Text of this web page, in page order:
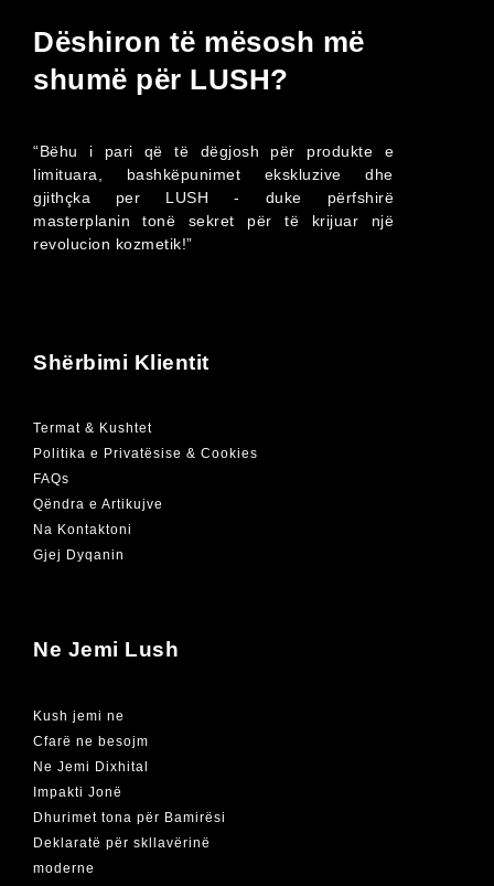
Dëshiron të mësosh më
shumë për LUSH?
“Bëhu i pari që të dëgjosh për produkte e
limituara, bashkëpunimet ekskluzive dhe
gjithçka per LUSH - duke përfshirë
masterplanin tonë sekret për të krijuar një
revolucion kozmetik!”
Shërbimi Klientit
Termat & Kushtet
Politika e Privatësise & Cookies
FAQs
Qëndra e Artikujve
Na Kontaktoni
Gjej Dyqanin
Ne Jemi Lush
Kush jemi ne
Cfarë ne besojm
Ne Jemi Dixhital
Impakti Jonë
Dhurimet tona për Bamirësi
Deklaratë për skllavërinë
moderne